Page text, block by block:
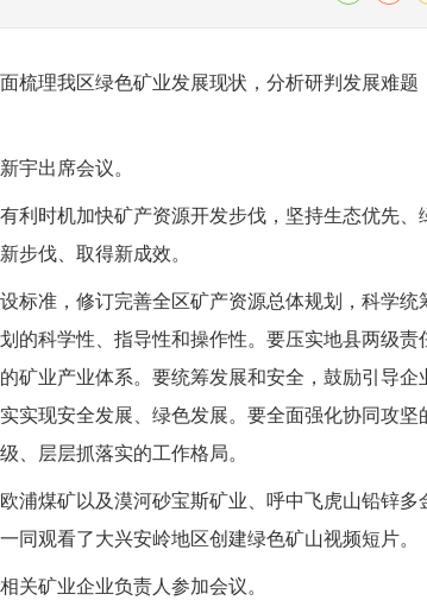
梳理我区绿色矿业发展现状，分析研判发展难题
宇出席会议。
利时机加快矿产资源开发步伐，坚持生态优先、
步伐、取得新成效。
标准，修订完善全区矿产资源总体规划，科学统
的科学性、指导性和操作性。要压实地县两级责
矿业产业体系。要统筹发展和安全，鼓励引导企
实现安全发展、绿色发展。 要全面强化协同攻坚
、层层抓落实的工作格局。
欧浦煤矿以及漠河砂宝斯矿业、呼中飞虎山铅锌
同观看了大兴安岭地区创建绿色矿山视频短片。
关矿业企业负责人参加会议。